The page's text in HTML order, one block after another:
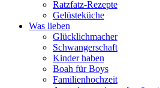
Ratzfatz-Rezepte
Gelüsteküche
Was lieben
Glücklichmacher
Schwangerschaft
Kinder haben
Boah für Boys
Familienhochzeit